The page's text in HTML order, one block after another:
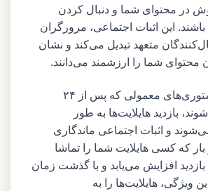
در محتوای شما و دنبال کردن
این اثبات اجتماعی، مرورگران
متعهد تبدیل می‌کند و نشان
محتوای شما را ارزشمند می‌دانند.
برخلاف بازدید استوری‌های معمولی که پس از ۲۴
بازدید هایلایت‌ها به طور
و اثبات اجتماعی ماندگاری
بار که کسی هایلایت شما را تماشا
افزایش می‌یابد و با گذشت زمان
ویژگی، هایلایت‌ها را به